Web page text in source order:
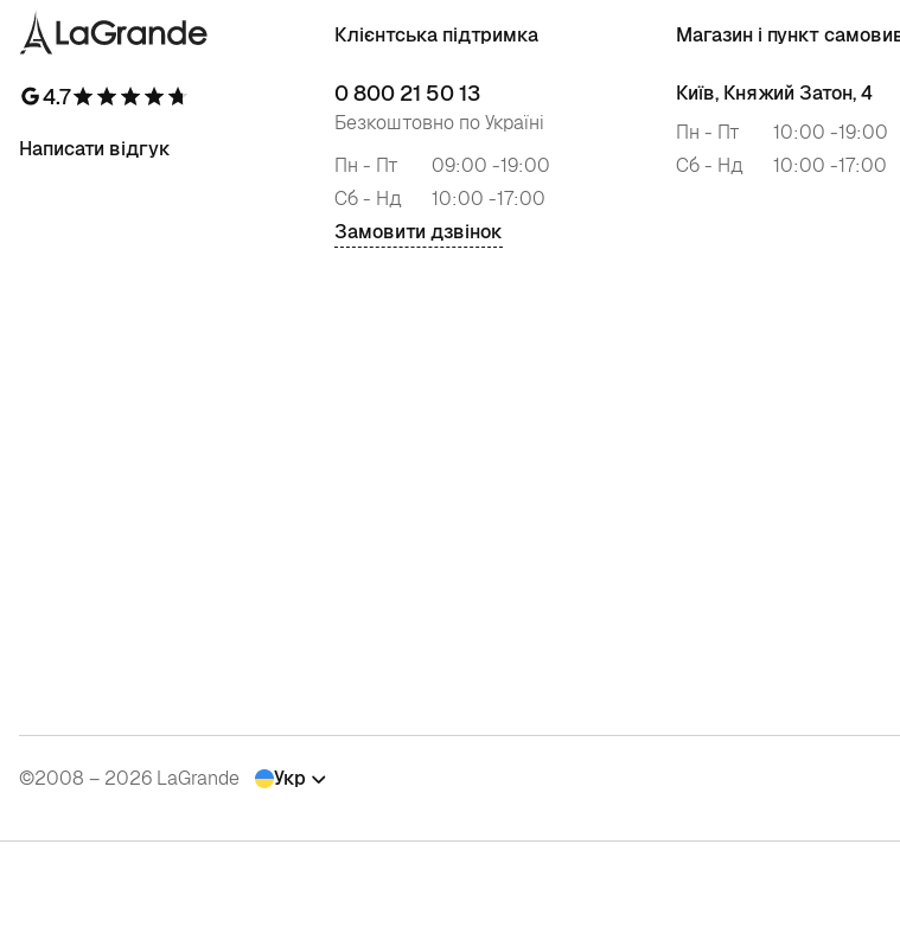
4.7
Написати відгук
Клієнтська підтримка
0 800 21 50 13
Безкоштовно по Україні
Пн - Пт
09:00 -19:00
Сб - Нд
10:00 -17:00
Замовити дзвінок
Магазин і пункт
Київ, Княжий Затон, 4
Пн - Пт
10:00 -19:00
Сб - Нд
10:00 -17:00
©2008 – 2026 LaGrande Укр